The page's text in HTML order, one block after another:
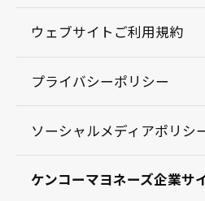
ウェブサイトご利用規約
プライバシーポリシー
ソーシャルメディアポリシ
ケンコーマヨネーズ企業サ